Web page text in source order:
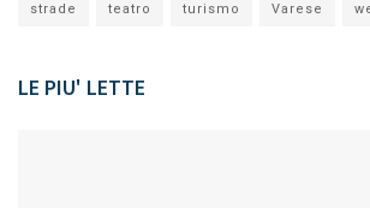
strade teatro turismo Varese
LE PIU' LETTE